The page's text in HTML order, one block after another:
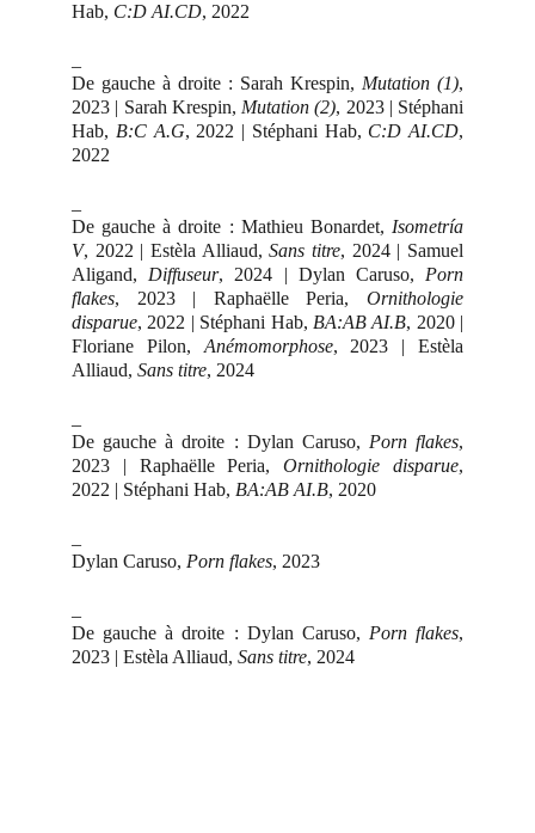
Hab, C:D AI.CD, 2022
De gauche à droite : Sarah Krespin, Mutation (1),
2023 | Sarah Krespin, Mutation (2), 2023 | Stéphani
Hab, B:C A.G, 2022 | Stéphani Hab, C:D AI.CD,
2022
De gauche à droite : Mathieu Bonardet, Isometría
V, 2022 | Estèla Alliaud,Sans titre, 2024 | Samuel
Aligand, Diffuseur, 2024 | Dylan Caruso, Porn
flakes, 2023 | Raphaëlle Peria, Ornithologie
disparue, 2022 | Stéphani Hab, BA:AB AI.B, 2020 |
Floriane Pilon, Anémomorphose, 2023 | Estèla
Alliaud, Sans titre, 2024
De gauche à droite : Dylan Caruso, Porn flakes,
2023 | Raphaëlle Peria,Ornithologie disparue,
2022 | Stéphani Hab, BA:AB AI.B, 2020
Dylan Caruso, Porn flakes, 2023
De gauche à droite : Dylan Caruso, Porn flakes,
2023 | Estèla Alliaud, Sans titre, 2024